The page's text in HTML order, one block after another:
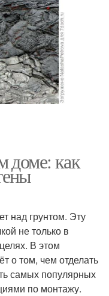
доме: как
над грунтом. Эту
не только в
В этом
о том, чем отделать
самых популярных
по монтажу.